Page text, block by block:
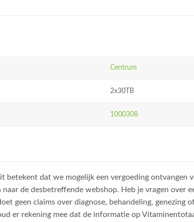
Centrum
2x30TB
1000308
dat we mogelijk een vergoeding ontvangen
de desbetreffende webshop. Heb je vragen over
geen claims over diagnose, behandeling, genezing
er rekening mee dat de informatie op